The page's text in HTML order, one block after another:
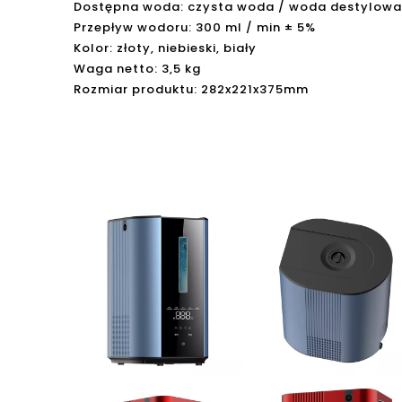
Dostępna woda: czysta woda / woda
Przepływ wodoru: 300 ml / min ± 5%
Kolor: złoty, niebieski, biały
Waga netto: 3,5 kg
Rozmiar produktu: 282x221x375mm